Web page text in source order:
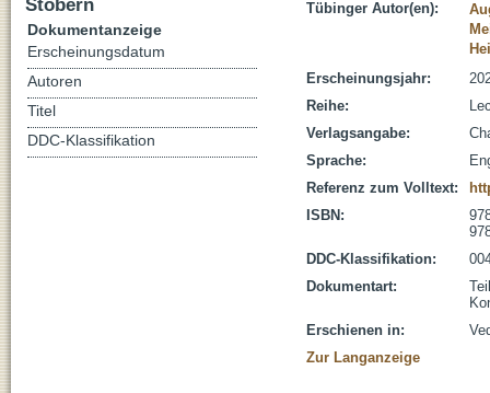
Tübinger Autor(en):
Erscheinungsjahr:
Reihe:
Verlagsangabe:
Sprache:
Referenz zum Volltext:
ISBN:
DDC-Klassifikation:
Dokumentart:
Erschienen in:
Zur Langanzeige
Dokumentanzeige
Erscheinungsdatum
Autoren
Titel
DDC-Klassifikation